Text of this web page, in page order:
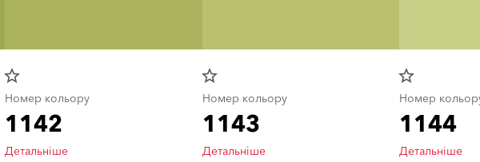
star_border
Номер кольору
1142
Детальніше
star_border
Номер кольору
1143
Детальніше
star_border
Номер
1144
Детальніше